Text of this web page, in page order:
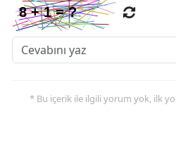
* Bu içerik ile ilgili yorum yok, ilk